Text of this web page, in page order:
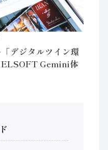
デジタルツイン環
Gemini体